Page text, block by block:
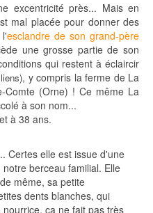
excentricité près... Mais en
mal placée pour donner des
esclandre de son grand-père
une grosse partie de son
qui restent à éclaircir
, y compris la ferme de La
Comte (Orne) ! Ce même La
à son nom...
à 38 ans.
Certes elle est issue d'une
berceau familial. Elle
même, sa petite
dents blanches, qui
ça ne fait pas très